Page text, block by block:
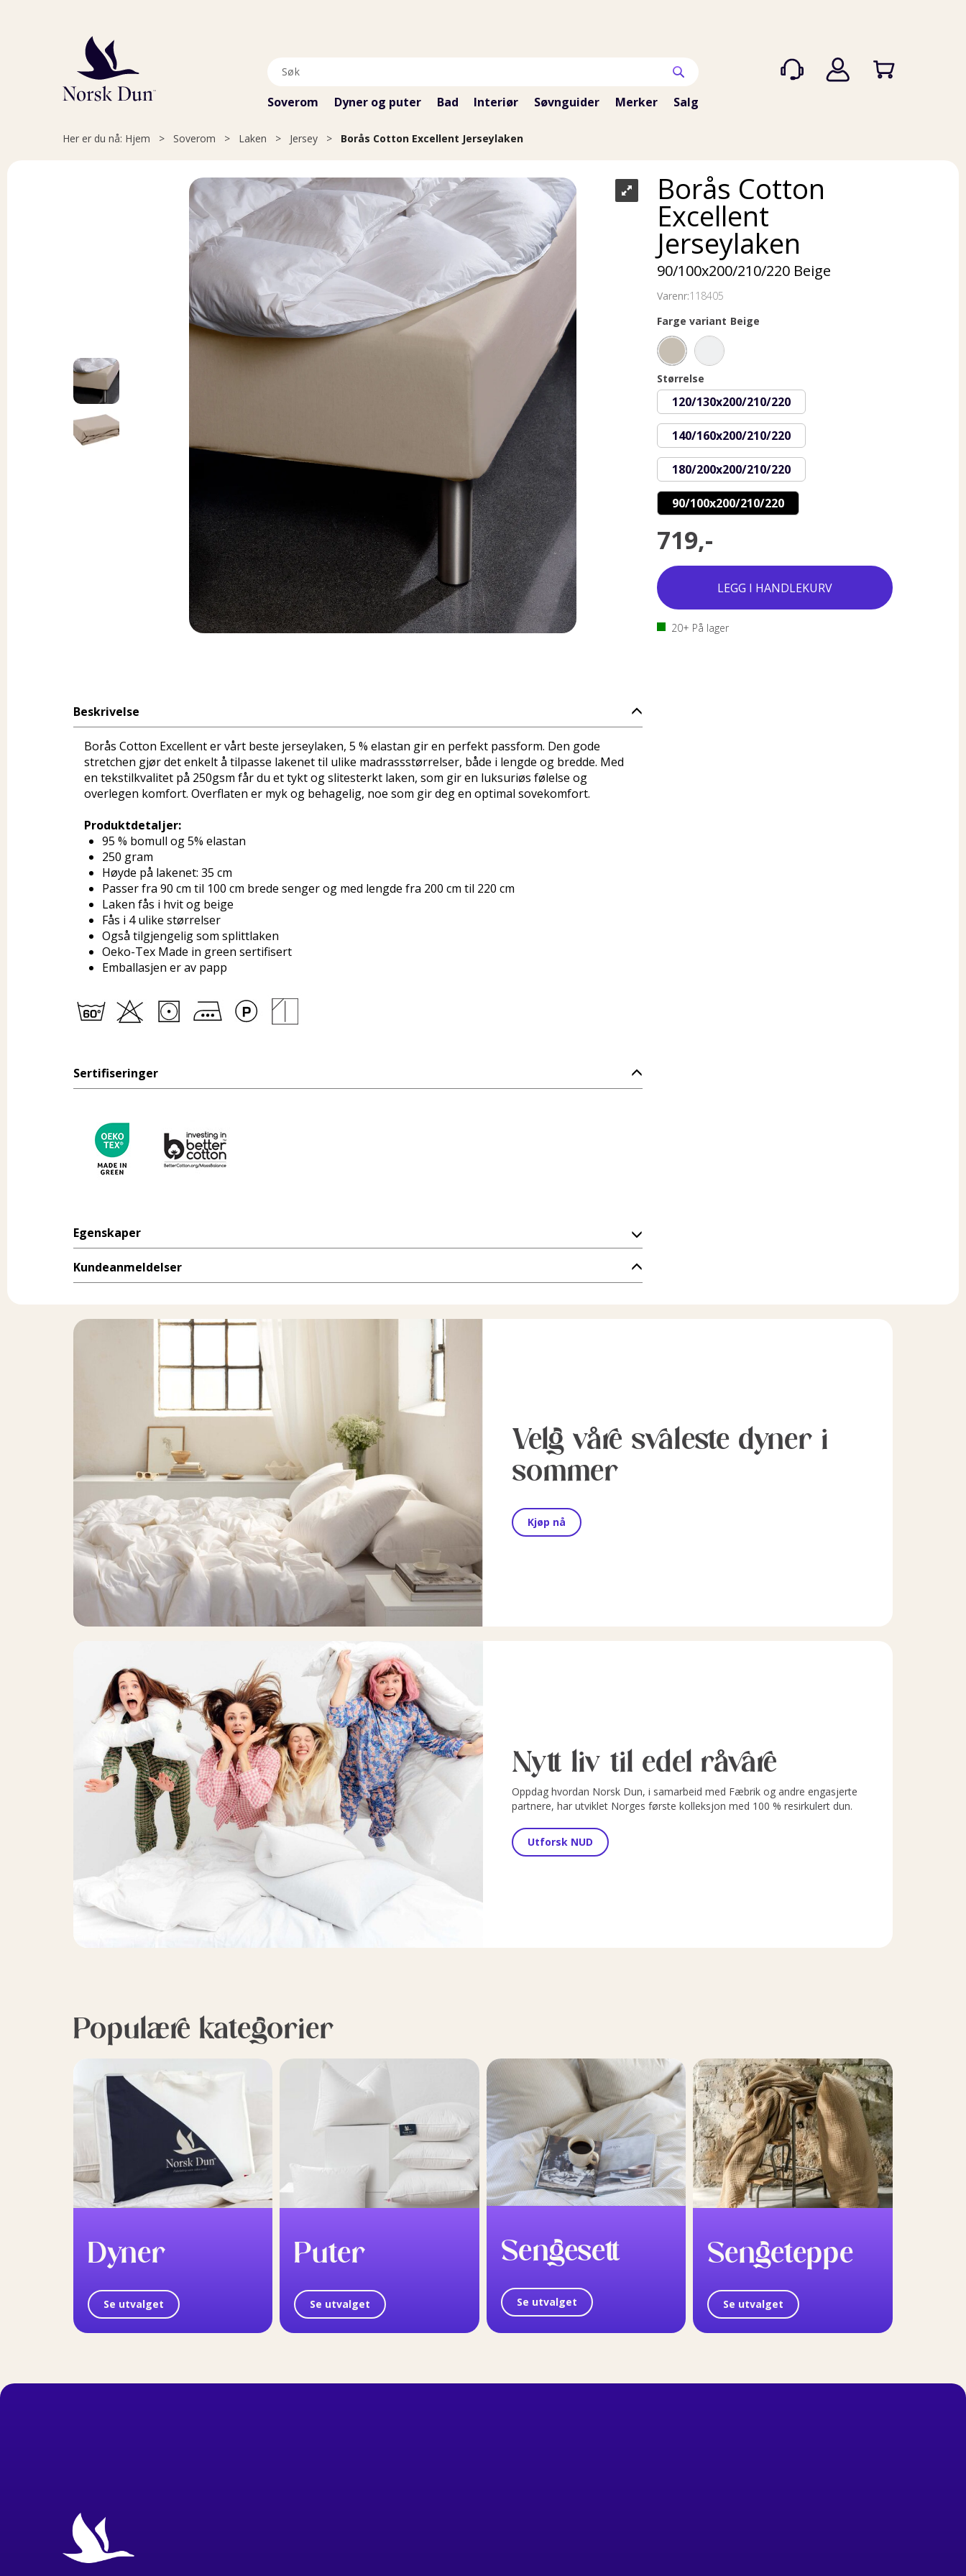
Soverom Dyner og puter Bad Interiør Søvnguider Merker Salg
Her er du nå: Hjem > Soverom > Laken > Jersey > Borås Cotton Excellent Jerseylaken
Borås Cotton
Excellent
Jerseylaken
90/100x200/210/220 Beige
Varenr:118405
Farge variant Beige
Størrelse
120/130x200/210/220
140/160x200/210/220
180/200x200/210/220
90/100x200/210/220
719,-
20+ På lager
Beskrivelse
Borås Cotton Excellent er vårt beste jerseylaken, 5 % elastan gir en perfekt passform. Den gode
stretchen gjør det enkelt å tilpasse lakenet til ulike madrassstørrelser, både i lengde og bredde. Med
en tekstilkvalitet på 250gsm får du et tykt og slitesterkt laken, som gir en luksuriøs følelse og
overlegen komfort. Overflaten er myk og behagelig, noe som gir deg en optimal sovekomfort.
Produktdetaljer:
95 % bomull og 5% elastan
250 gram
Høyde på lakenet: 35 cm
Passer fra 90 cm til 100 cm brede senger og med lengde fra 200 cm til 220 cm
Laken fås i hvit og beige
Fås i 4 ulike størrelser
Også tilgjengelig som splittlaken
Oeko-Tex Made in green sertifisert
Emballasjen er av papp
Sertifiseringer
Egenskaper
Kundeanmeldelser
Velg våre svaleste dyner i
sommer
Kjøp nå
Nytt liv til edel råvare
Oppdag hvordan Norsk Dun, i samarbeid med Fæbrik og andre engasjerte
partnere, har utviklet Norges første kolleksjon med 100 % resirkulert dun.
Utforsk NUD
Populære kategorier
Dyner
Se utvalget
Puter
Se utvalget
Sengesett
Se utvalget
Sengeteppe
Se utvalget